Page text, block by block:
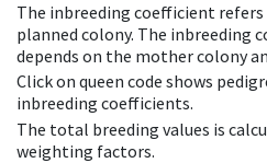
The inbreeding coefficient
planned colony. The inbreeding
depends on the mother colony
Click on queen code shows
inbreeding coefficients.
The total breeding values is
weighting factors.